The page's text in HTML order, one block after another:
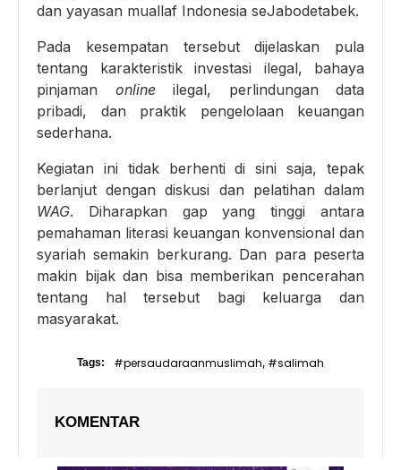
dan yayasan muallaf Indonesia seJabodetabek.
Pada kesempatan tersebut dijelaskan pula
tentang karakteristik investasi ilegal, bahaya
pinjaman onlineilegal, perlindungan data
pribadi, dan praktik pengelolaan keuangan
sederhana.
Kegiatan ini tidak berhenti di sini saja, tepak
berlanjut dengan diskusi dan pelatihan dalam
WAG. Diharapkan gap yang tinggi antara
pemahaman literasi keuangan konvensional dan
syariah semakin berkurang. Dan para peserta
makin bijak dan bisa memberikan pencerahan
tentang hal tersebut bagi keluarga dan
masyarakat.
Tags: #persaudaraanmuslimah, #salimah
KOMENTAR